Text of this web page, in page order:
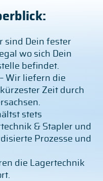
sind Dein fester
wo sich Dein
befindet.
– Wir liefern die
Zeit durch
stets
& Stapler und
Prozesse und
die Lagertechnik